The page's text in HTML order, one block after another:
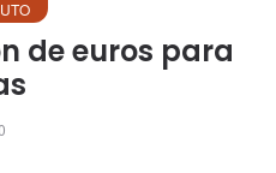
de euros para